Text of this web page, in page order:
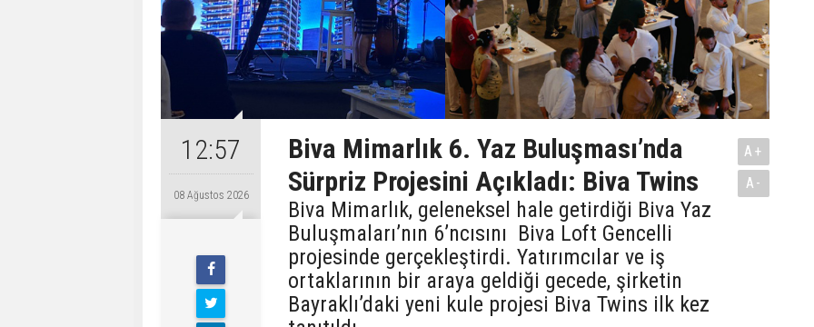
12:57
08 Ağustos 2026
Biva Mimarlık 6. Yaz Buluşması’nda
Sürpriz Projesini Açıkladı: Biva Twins
Biva Mimarlık, geleneksel hale getirdiği Biva Yaz
Buluşmaları’nın 6’ncısını Biva Loft Gencelli
projesinde gerçekleştirdi. Yatırımcılar ve iş
ortaklarının bir araya geldiği gecede, şirketin
Bayraklı’daki yeni kule projesi Biva Twins ilk kez
A+
A-